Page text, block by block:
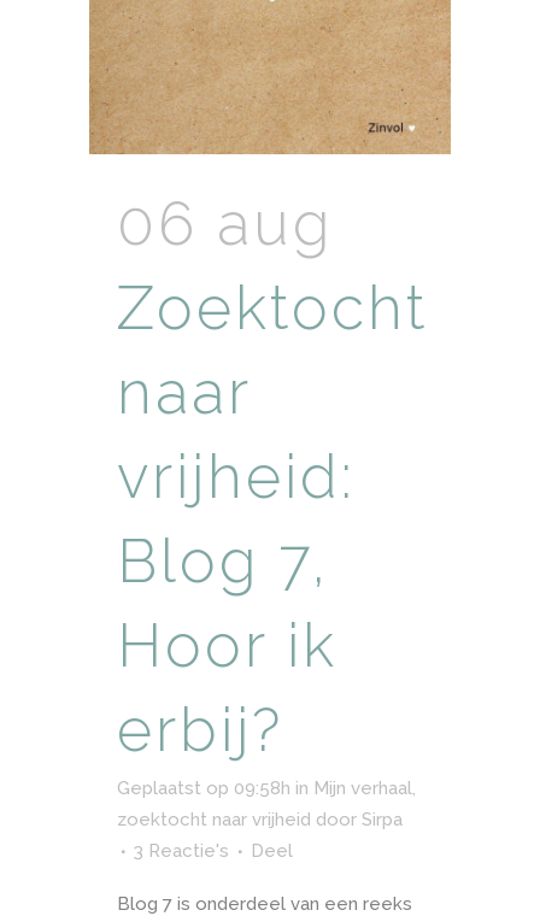
06 aug
Zoektocht
naar
vrijheid:
Blog 7,
Hoor ik
erbij?
Geplaatst op 09:58h in Mijn verhaal,
zoektocht naar vrijheid door Sirpa
3 Reactie's
Deel
Blog 7 is onderdeel van een reeks